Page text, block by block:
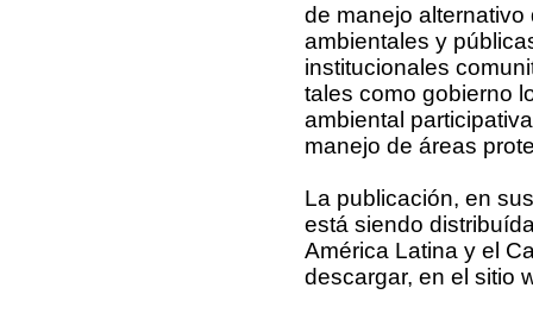
de manejo alternativo
ambientales y
institucionales
tales como gobierno
ambiental
manejo de áreas
La publicación, en
está siendo
América Latina y el
descargar, en el sitio